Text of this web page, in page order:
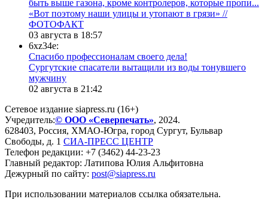
быть выше газона, кроме контролеров, которые пропи...
«Вот поэтому наши улицы и утопают в грязи» //
ФОТОФАКТ
03 августа в 18:57
6xz34e:
Спасибо профессионалам своего дела!
Сургутские спасатели вытащили из воды тонувшего
мужчину
02 августа в 21:42
Сетевое издание siapress.ru (16+)
Учредитель:© ООО «Северпечать», 2024.
628403, Россия, ХМАО-Югра, город Сургут, Бульвар
Свободы, д. 1 СИА-ПРЕСС ЦЕНТР
Телефон редакции: +7 (3462) 44-23-23
Главный редактор: Латипова Юлия Альфитовна
Дежурный по сайту: post@siapress.ru
При использовании материалов ссылка обязательна.